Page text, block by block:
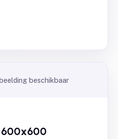
beschikbaar
600x600